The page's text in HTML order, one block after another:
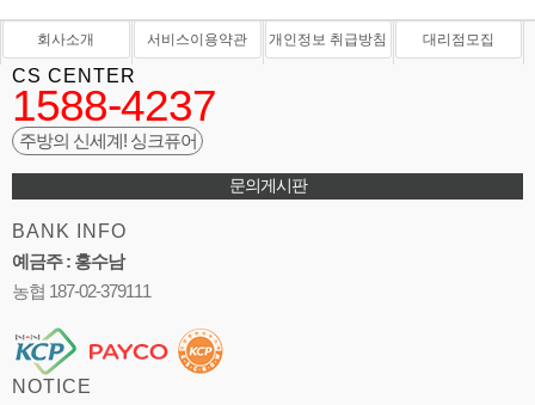
회사소개 서비스이용약관 개인정보 취급방침 대리점모집
CS CENTER
1588-4237
주방의 신세계! 싱크퓨어
문의게시판
BANK INFO
예금주 : 홍수남
농협 187-02-379111
NOTICE